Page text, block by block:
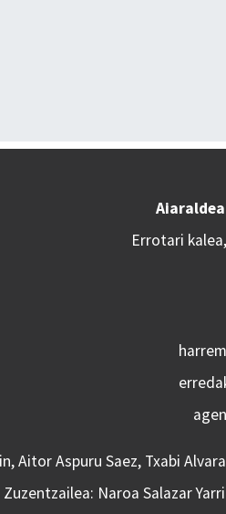
Errotari
Aitor Aspuru Saez, Txabi
Zuzentzailea: Naroa Salazar